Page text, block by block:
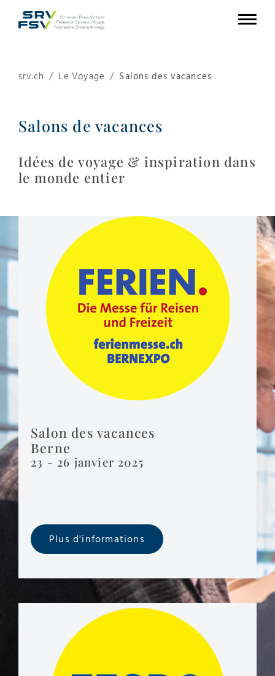
srv.ch Le Voyage Salons des vacances
Salons de vacances
Idées de voyage & inspiration dans
le monde entier
Salon des vacances
Berne
23 - 26 janvier 2025
Plus d'informations